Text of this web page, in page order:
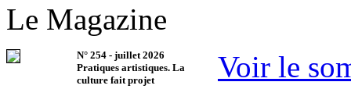
Le Magazine
N° 254 - juillet 2026
Pratiques artistiques. La
culture fait projet
Voir le